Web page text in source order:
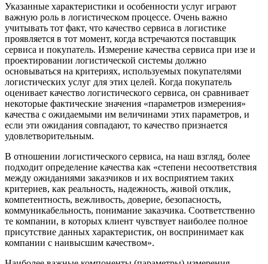
Указанные характеристики и особенности услуг играют
важную роль в логистическом процессе. Очень важно
учитывать тот факт, что качество сервиса в логистике
проявляется в тот момент, когда встречаются поставщик
сервиса и покупатель. Измерение качества сервиса при изе и
проектировании логистической системы должно
основываться на критериях, используемых покупателями
логистических услуг для этих целей. Когда покупатель
оценивает качество логистического сервиса, он сравнивает
некоторые фактические значения «параметров измерения»
качества с ожидаемыми им величинами этих параметров, и
если эти ожидания совпадают, то качество признается
удовлетворительным.
В отношении логистического сервиса, на наш взгляд, более
подходит определение качества как «степени несоответствия
между ожиданиями заказчиков и их восприятием таких
критериев, как реальность, надежность, живой отклик,
компетентность, вежливость, доверие, безопасность,
коммуникабельность, понимание заказчика. Соответственно
те компании, в которых клиент чувствует наиболее полное
присутствие данных характеристик, он воспринимает как
компании с наивысшим качеством».